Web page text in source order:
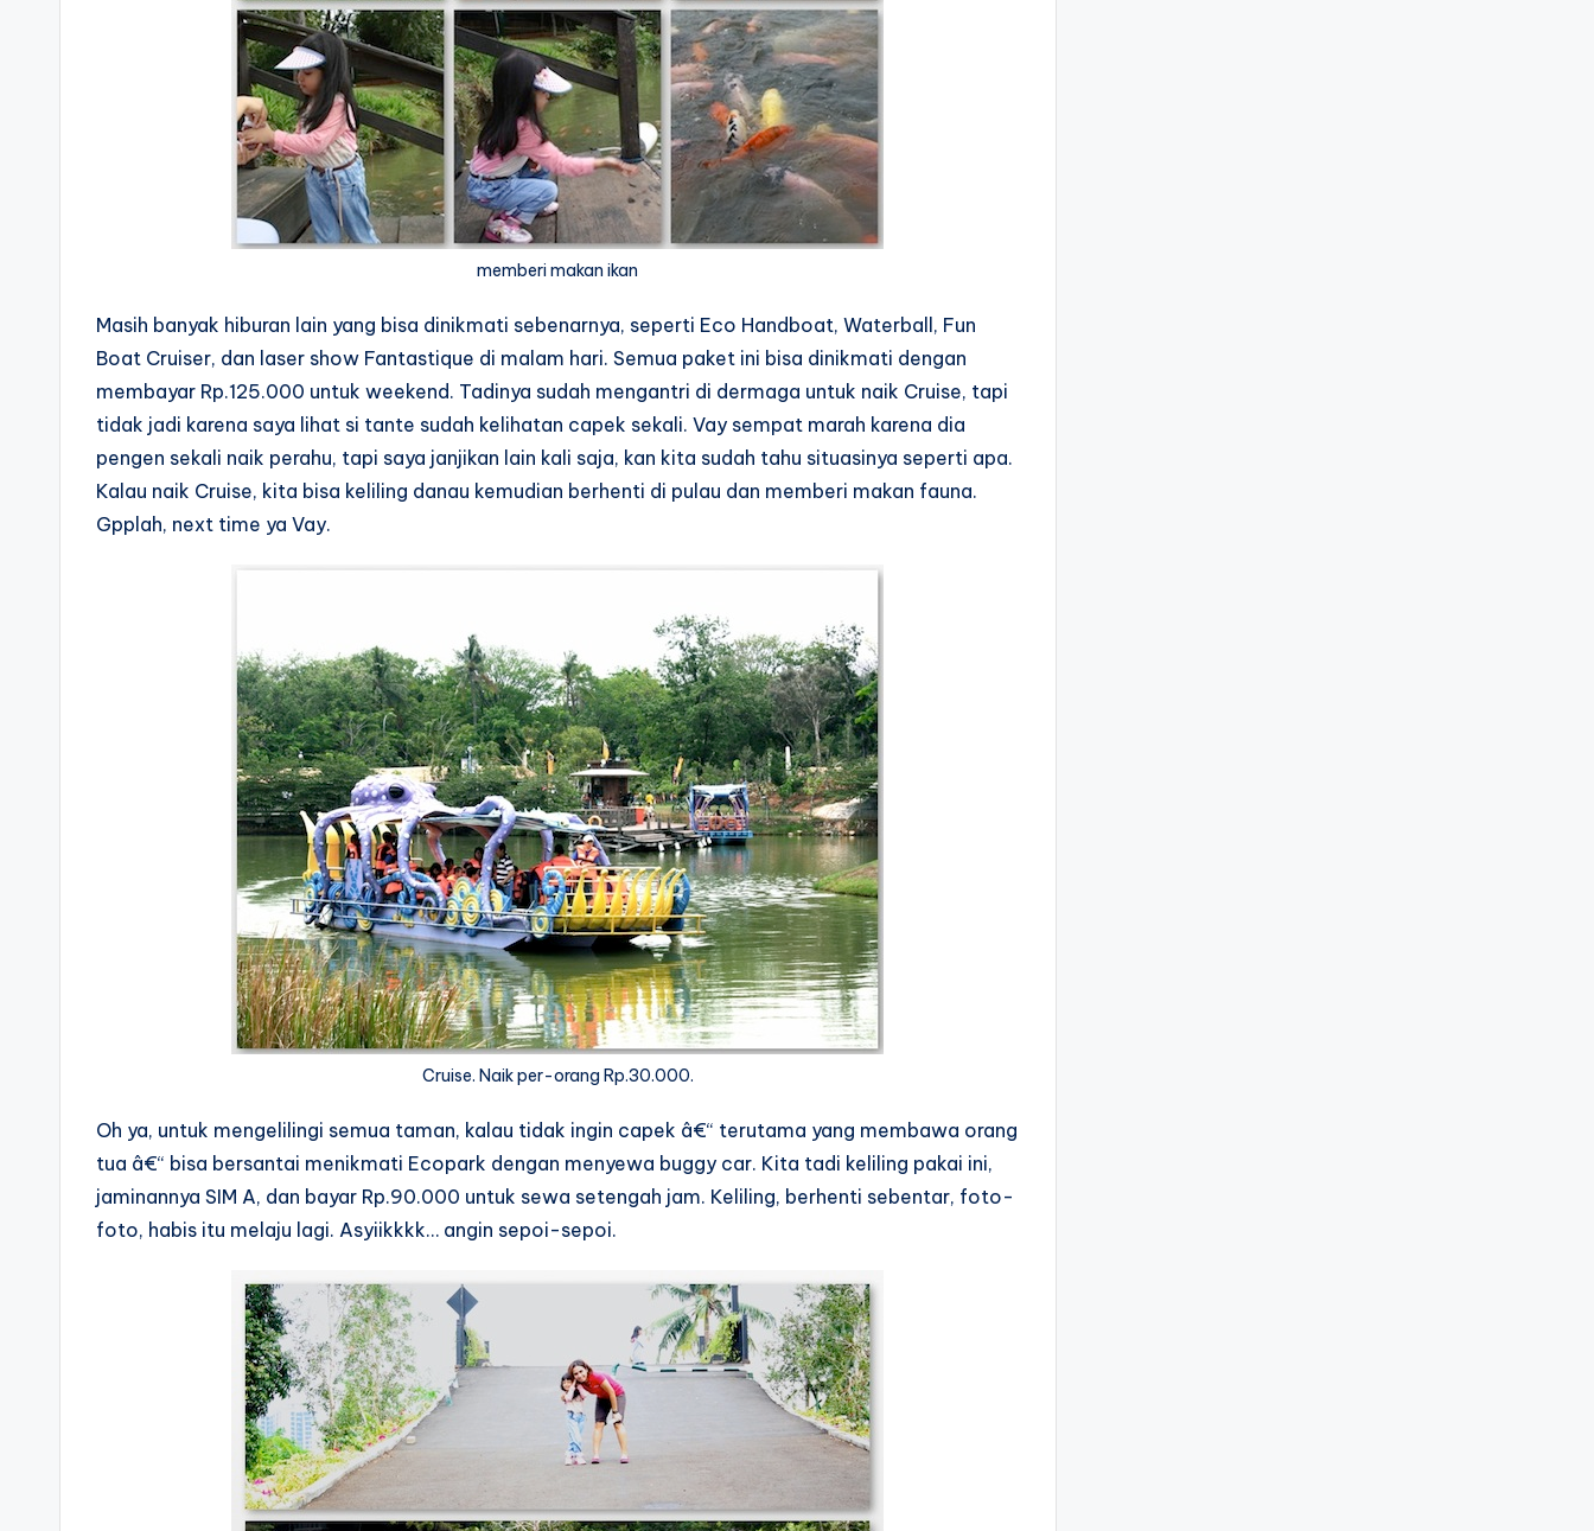
memberi makan ikan
Masih banyak hiburan lain yang bisa dinikmati sebenarnya, seperti Eco Handboat, Waterball, Fun
Boat Cruiser, dan laser show Fantastique di malam hari. Semua paket ini bisa dinikmati dengan
membayar Rp.125.000 untuk weekend. Tadinya sudah mengantri di dermaga untuk naik Cruise, tapi
tidak jadi karena saya lihat si tante sudah kelihatan capek sekali. Vay sempat marah karena dia
pengen sekali naik perahu, tapi saya janjikan lain kali saja, kan kita sudah tahu situasinya seperti apa.
Kalau naik Cruise, kita bisa keliling danau kemudian berhenti di pulau dan memberi makan fauna.
Gpplah, next time ya Vay.
Cruise. Naik per-orang Rp.30.000.
Oh ya, untuk mengelilingi semua taman, kalau tidak ingin capek â€“ terutama yang membawa orang
tua â€“ bisa bersantai menikmati Ecopark dengan menyewa buggy car. Kita tadi keliling pakai ini,
jaminannya SIM A, dan bayar Rp.90.000 untuk sewa setengah jam. Keliling, berhenti sebentar, foto-
foto, habis itu melaju lagi. Asyiikkkk… angin sepoi-sepoi.